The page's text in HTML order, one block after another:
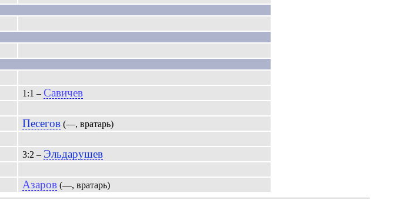
1:1 –Савичев
Песегов (—, вратарь)
3:2 – Эльдарушев
Азаров (—, вратарь)